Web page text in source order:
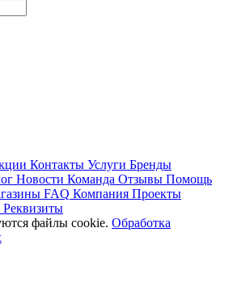
Контакты Услуги Бренды
Новости Команда Отзывы Помощь
FAQ Компания Проекты
Реквизиты
файлы cookie. Обработка